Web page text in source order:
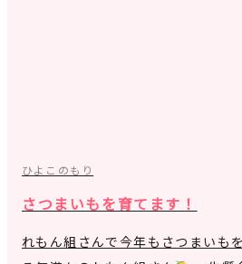
ひよこのもり
さつまいもを育てます！
れもん組さんで今年もさつまいも